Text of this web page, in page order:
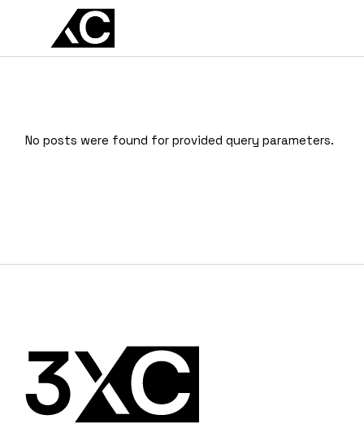
No posts were found for provided query parameters.